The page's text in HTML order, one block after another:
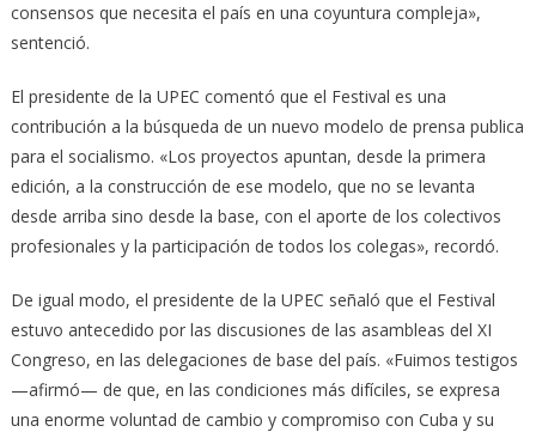
consensos que necesita el país en una coyuntura compleja»,
sentenció.
El presidente de la UPEC comentó que el Festival es una
contribución a la búsqueda de un nuevo modelo de prensa publica
para el socialismo. «Los proyectos apuntan, desde la primera
edición, a la construcción de ese modelo, que no se levanta
desde arriba sino desde la base, con el aporte de los colectivos
profesionales y la participación de todos los colegas», recordó.
De igual modo, el presidente de la UPEC señaló que el Festival
estuvo antecedido por las discusiones de las asambleas del XI
Congreso, en las delegaciones de base del país. «Fuimos testigos
—afirmó— de que, en las condiciones más difíciles, se expresa
una enorme voluntad de cambio y compromiso con Cuba y su